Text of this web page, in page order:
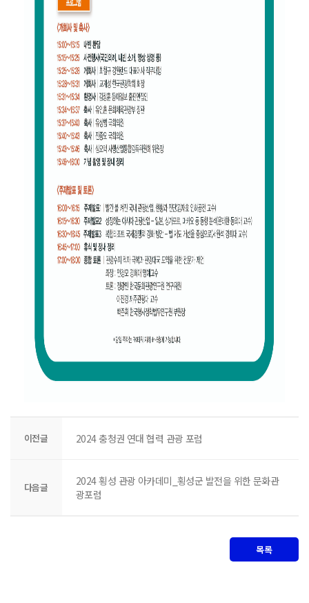
이전글 2024 충청권 연대 협력 관광 포럼
다음글
2024 횡성 관광 아카데미_횡성군 발전을 위한 문화관
광포럼
목록